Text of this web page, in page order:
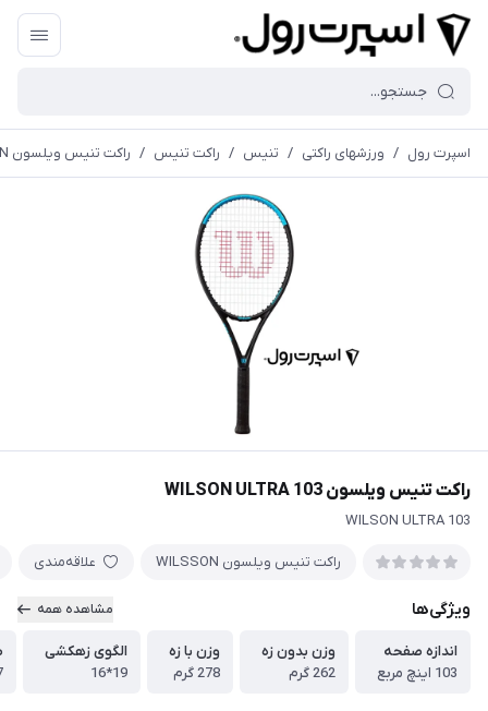
اسپرت رول / ورزشهای راکتی / تنیس / راکت تنیس / راكت تنيس ويلسون WILSSON
راکت تنیس ویلسون WILSON ULTRA 103
WILSON ULTRA 103
راكت تنيس ويلسون WILSSON علاقه‌مندی
ویژگی‌ها مشاهده همه
اندازه صفحه
103 اینچ مربع
وزن بدون زه
262 گرم
وزن با زه
278 گرم
الگوی زهکشی
19*16